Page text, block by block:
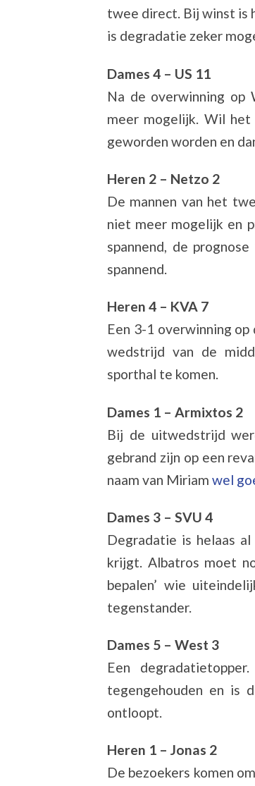
twee direct. Bij winst is
is degradatie zeker
Dames 4 – US 11
Na de overwinning op
meer mogelijk. Wil
geworden worden en
Heren 2 – Netzo 2
De mannen van het
niet meer mogelijk en
spannend, de
spannend.
Heren 4 – KVA 7
Een 3-1 overwinning op
wedstrijd van de
sporthal te komen.
Dames 1 – Armixtos 2
Bij de uitwedstrijd
gebrand zijn op een
naam van Miriam wel
Dames 3 – SVU 4
Degradatie is helaas
krijgt. Albatros moet
bepalen’ wie
tegenstander.
Dames 5 – West 3
Een
tegengehouden en is
ontloopt.
Heren 1 – Jonas 2
De bezoekers komen